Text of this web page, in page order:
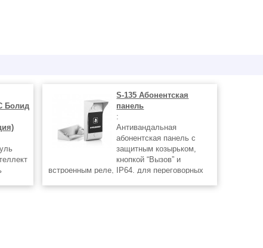
Болид
S-135 Абонентская
панель
:
Антивандальная
абонентская панель с
защитным козырьком,
кнопкой “Вызов” и
встроенным реле, IP64. для переговорных